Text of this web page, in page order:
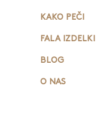
KAKO PEČI
FALA IZDELKI
BLOG
O NAS